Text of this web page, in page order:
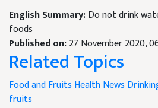
English Summary:Do not drink
foods
Published on:27 November 2020,
Related Topics
Food and Fruits Health News
fruits